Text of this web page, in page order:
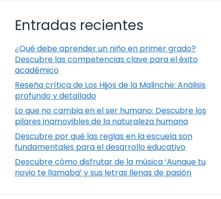
Entradas recientes
¿Qué debe aprender un niño en primer grado?
Descubre las competencias clave para el éxito
académico
Reseña crítica de Los Hijos de la Malinche: Análisis
profundo y detallado
Lo que no cambia en el ser humano: Descubre los
pilares inamovibles de la naturaleza humana
Descubre por qué las reglas en la escuela son
fundamentales para el desarrollo educativo
Descubre cómo disfrutar de la música ‘Aunque tu
novio te llamaba’ y sus letras llenas de pasión